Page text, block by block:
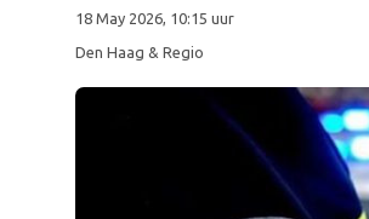
18 May 2026, 10:15 uur
Den Haag & Regio